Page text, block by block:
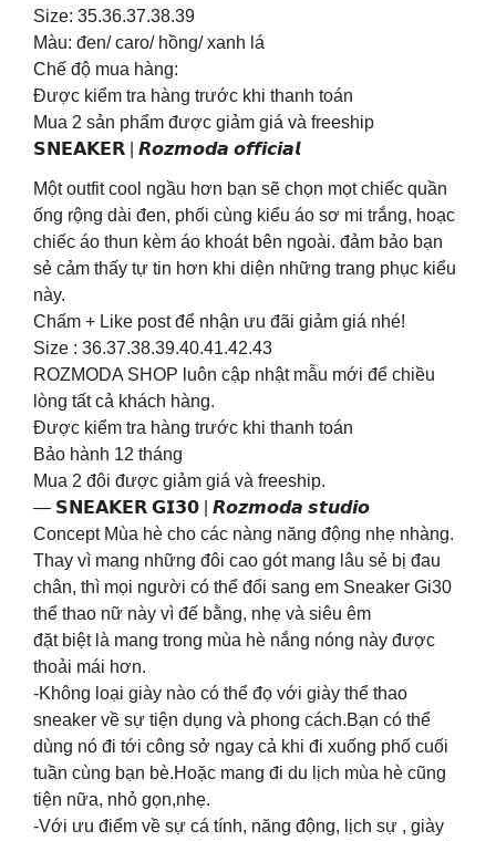
Size: 35.36.37.38.39
Màu: đen/ caro/ hồng/ xanh lá
Chế độ mua hàng:
Được kiểm tra hàng trước khi thanh toán
Mua 2 sản phẩm được giảm giá và freeship
𝗦𝗡𝗘𝗔𝗞𝗘𝗥 | 𝙍𝙤𝙯𝙢𝙤𝙙𝙖 𝙤𝙛𝙛𝙞𝙘𝙞𝙖𝙡
Một outfit cool ngầu hơn bạn sẽ chọn mọt chiếc quần
ống rộng dài đen, phối cùng kiểu áo sơ mi trắng, hoạc
chiếc áo thun kèm áo khoát bên ngoài. đảm bảo bạn
sẻ cảm thấy tự tin hơn khi diện những trang phục kiểu
này.
Chấm + Like post để nhận ưu đãi giảm giá nhé!
Size : 36.37.38.39.40.41.42.43
ROZMODA SHOP luôn cập nhật mẫu mới để chiều
lòng tất cả khách hàng.
Được kiểm tra hàng trước khi thanh toán
Bảo hành 12 tháng
Mua 2 đôi được giảm giá và freeship.
— 𝗦𝗡𝗘𝗔𝗞𝗘𝗥 𝗚𝗜𝟯𝟬 | 𝙍𝙤𝙯𝙢𝙤𝙙𝙖 𝙨𝙩𝙪𝙙𝙞𝙤
Concept Mùa hè cho các nàng năng động nhẹ nhàng.
Thay vì mang những đôi cao gót mang lâu sẻ bị đau
chân, thì mọi người có thể đổi sang em Sneaker Gi30
thể thao nữ này vì đế bằng, nhẹ và siêu êm
đặt biệt là mang trong mùa hè nắng nóng này được
thoải mái hơn.
-Không loại giày nào có thể đọ với giày thể thao
sneaker về sự tiện dụng và phong cách.Bạn có thể
dùng nó đi tới công sở ngay cả khi đi xuống phố cuối
tuần cùng bạn bè.Hoặc mang đi du lịch mùa hè cũng
tiện nữa, nhỏ gọn,nhẹ.
-Với ưu điểm về sự cá tính, năng động, lịch sự , giày